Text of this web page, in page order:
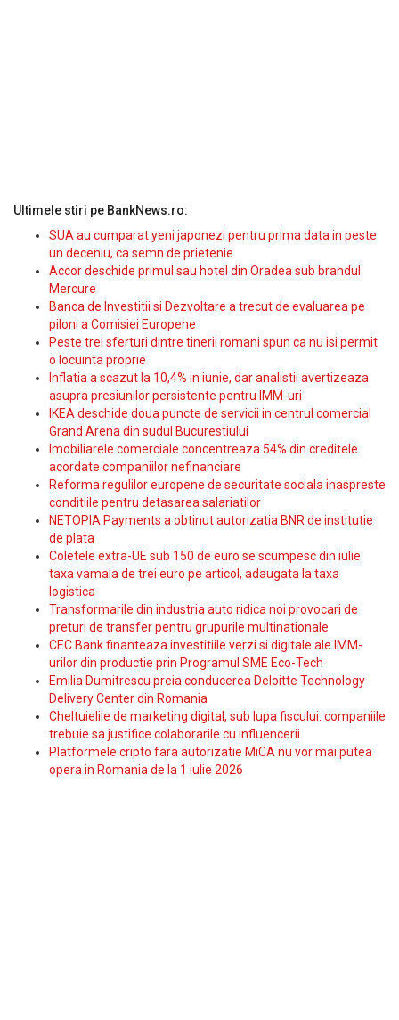
Ultimele stiri pe BankNews.ro:
SUA au cumparat yeni japonezi pentru prima data in peste
un deceniu, ca semn de prietenie
Accor deschide primul sau hotel din Oradea sub brandul
Mercure
Banca de Investitii si Dezvoltare a trecut de evaluarea pe
piloni a Comisiei Europene
Peste trei sferturi dintre tinerii romani spun ca nu isi permit
o locuinta proprie
Inflatia a scazut la 10,4% in iunie, dar analistii avertizeaza
asupra presiunilor persistente pentru IMM-uri
IKEA deschide doua puncte de servicii in centrul comercial
Grand Arena din sudul Bucurestiului
Imobiliarele comerciale concentreaza 54% din creditele
acordate companiilor nefinanciare
Reforma regulilor europene de securitate sociala inaspreste
conditiile pentru detasarea salariatilor
NETOPIA Payments a obtinut autorizatia BNR de institutie
de plata
Coletele extra-UE sub 150 de euro se scumpesc din iulie:
taxa vamala de trei euro pe articol, adaugata la taxa
logistica
Transformarile din industria auto ridica noi provocari de
preturi de transfer pentru grupurile multinationale
CEC Bank finanteaza investitiile verzi si digitale ale IMM-
urilor din productie prin Programul SME Eco-Tech
Emilia Dumitrescu preia conducerea Deloitte Technology
Delivery Center din Romania
Cheltuielile de marketing digital, sub lupa fiscului: companiile
trebuie sa justifice colaborarile cu influencerii
Platformele cripto fara autorizatie MiCA nu vor mai putea
opera in Romania de la 1 iulie 2026